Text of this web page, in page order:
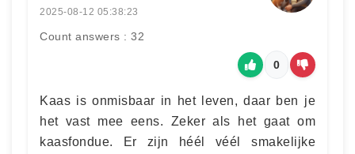
2025-08-12 05:38:23
Count answers : 32
0
Kaas is onmisbaar in het leven, daar ben je
het vast mee eens. Zeker als het gaat om
kaasfondue. Er zijn héél véél smakelijke